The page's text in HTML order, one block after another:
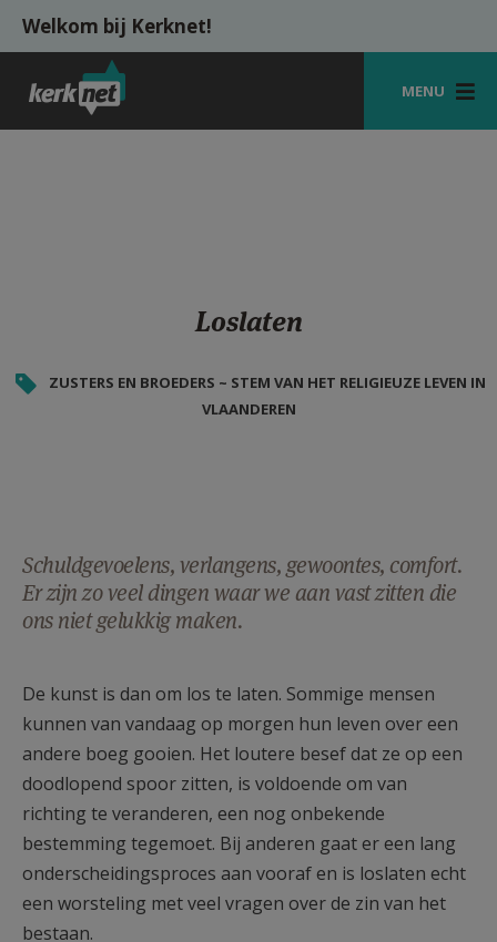
Overslaan en naar de inhoud gaan
Welkom bij Kerknet!
MENU
HULP
Loslaten
ZUSTERS EN BROEDERS ~ STEM VAN HET RELIGIEUZE LEVEN IN
VLAANDEREN
Schuldgevoelens, verlangens, gewoontes, comfort.
Er zijn zo veel dingen waar we aan vast zitten die
ons niet gelukkig maken.
De kunst is dan om los te laten. Sommige mensen
kunnen van vandaag op morgen hun leven over een
andere boeg gooien. Het loutere besef dat ze op een
doodlopend spoor zitten, is voldoende om van
richting te veranderen, een nog onbekende
bestemming tegemoet. Bij anderen gaat er een lang
onderscheidingsproces aan vooraf en is loslaten echt
een worsteling met veel vragen over de zin van het
bestaan.